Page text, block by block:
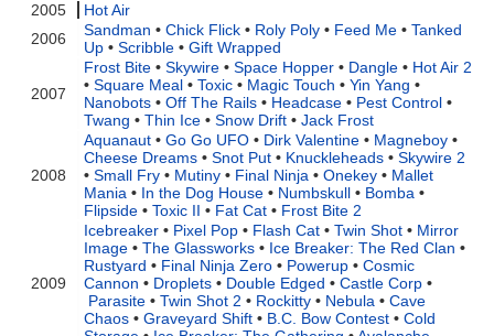
2005
Hot Air
2006
Sandman • Chick Flick • Roly Poly • Feed Me • Tanked
Up • Scribble • Gift Wrapped
2007
Frost Bite • Skywire • Space Hopper • Dangle • Hot Air 2
• Square Meal • Toxic • Magic Touch • Yin Yang •
Nanobots • Off The Rails • Headcase • Pest Control •
Twang • Thin Ice • Snow Drift • Jack Frost
2008
Aquanaut • Go Go UFO • Dirk Valentine • Magneboy •
Cheese Dreams • Snot Put • Knuckleheads • Skywire 2
• Small Fry • Mutiny • Final Ninja • Onekey • Mallet
Mania • In the Dog House • Numbskull • Bomba •
Flipside • Toxic II • Fat Cat • Frost Bite 2
2009
Icebreaker • Pixel Pop • Flash Cat • Twin Shot • Mirror
Image • The Glassworks • Ice Breaker: The Red Clan •
Rustyard • Final Ninja Zero • Powerup • Cosmic
Cannon • Droplets • Double Edged • Castle Corp •
Parasite • Twin Shot 2 • Rockitty • Nebula • Cave
Chaos • Graveyard Shift • B.C. Bow Contest • Cold